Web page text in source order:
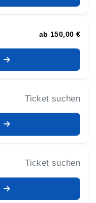
ab 150,00 €
Ticket suchen
Ticket suchen